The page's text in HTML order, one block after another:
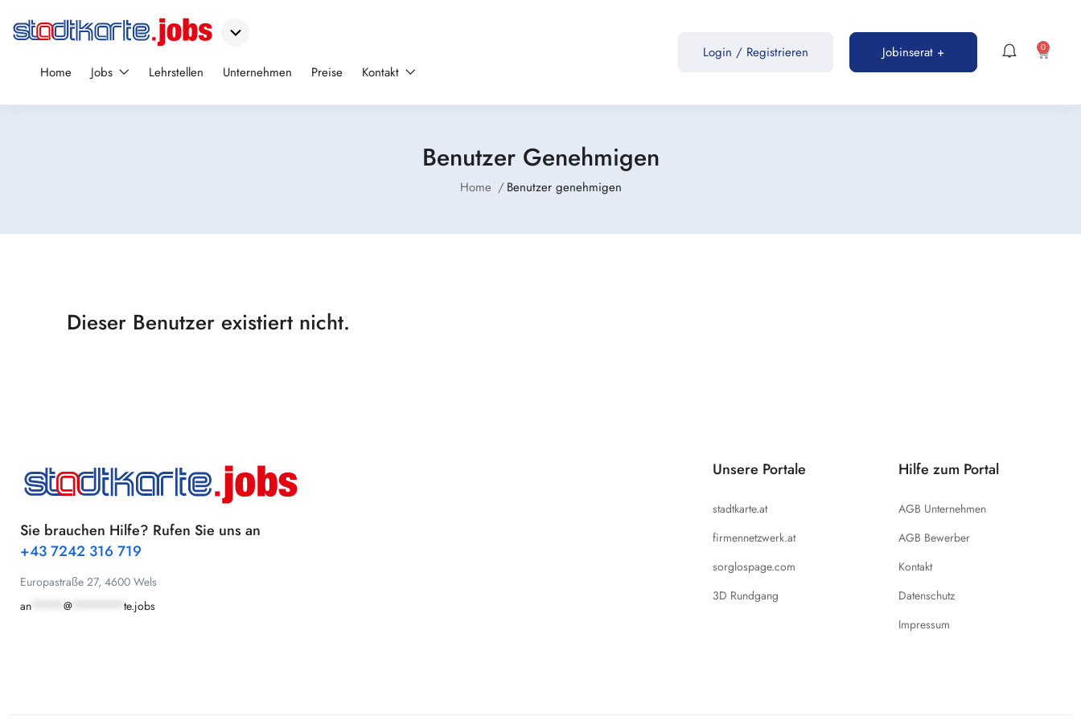
Home Jobs Lehrstellen Unternehmen Preise Kontakt
Login / Registrieren Jobinserat + 0
Benutzer Genehmigen
Home Benutzer genehmigen
Dieser Benutzer existiert nicht.
Sie brauchen Hilfe? Rufen Sie uns an
+43 7242 316 719
Europastraße 27, 4600 Wels
an
@ te.jobs
Unsere Portale
stadtkarte.at
firmennetzwerk.at
sorglospage.com
3D Rundgang
Hilfe zum Portal
AGB Unternehmen
AGB Bewerber
Kontakt
Datenschutz
Impressum